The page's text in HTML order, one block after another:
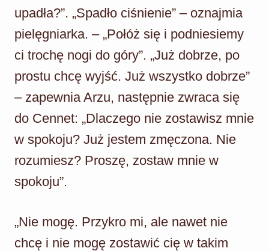
upadła?”. „Spadło ciśnienie” – oznajmia
pielęgniarka. – „Połóż się i podniesiemy
ci trochę nogi do góry”. „Już dobrze, po
prostu chcę wyjść. Już wszystko dobrze”
– zapewnia Arzu, następnie zwraca się
do Cennet: „Dlaczego nie zostawisz mnie
w spokoju? Już jestem zmęczona. Nie
rozumiesz? Proszę, zostaw mnie w
spokoju”.
„Nie mogę. Przykro mi, ale nawet nie
chcę i nie mogę zostawić cię w takim